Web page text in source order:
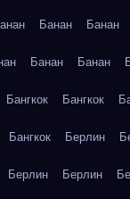
Банан Банан
Банан Банан
Бангкок Бангкок
Бангкок Берлин
Берлин Берлин